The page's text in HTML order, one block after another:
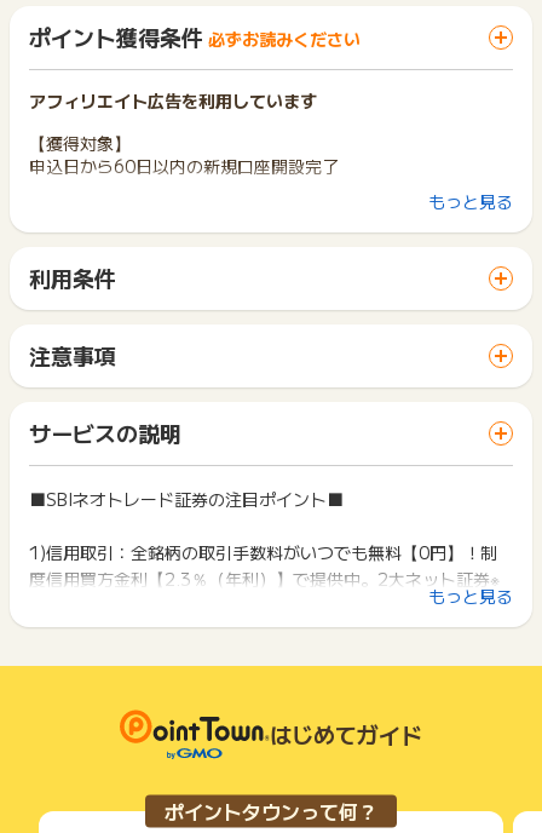
ポイント獲得条件 必ずお読みください
アフィリエイト広告を利用しています
【獲得対象】
申込日から60日以内の新規口座開設完了
・申込日から60日以内に口座を開設されない場合
持ちの方からのお申込の場合
・口座開設資料データがお申し込みの方に届かなかった(返送さ
・重複、データ不備、虚偽、架空、不正、キャンセル、イタズ
ラと判断した場合
・以前登録した後、再度ご登録頂いた場合
・その他、広告主の判断により却下された場合
※ポイントに関するお問い合わせは、ポイントタウンのサポート
お問い合わせをした場合、ポイント獲得対象外となる場合がご
もっと見る
利用条件
サイトに移動してからお申し込みやお買い物が完了するまでの
間に、同じブラウザ（※）で他のサイトに移動した場合はポイン
ト獲得ができません。
「 サイトへ行ってポイントGET 」ボタンを押した時とサービ
ス・お買い物利用時で、デバイス・ブラウザが異なる場合はポ
イント獲得ができません。
2回以上同じお買い物・サービスをご利用される場合は、毎回
タンを押してからご利用ください。
下記の事項に該当する場合、広告主側で対象外とみなし、「獲
い物を複数回ご利用された場合
て一度でも同サービス・お買い物を利用されたことがある場合
ご利用前には、Cookieの削除をおこなっていただくことを推奨
サービス・お買い物利用時にお電話など2つ以上の申し込み方
法がある場合、必ずサイト上のWEBフォームからお申し込みく
注意事項
一部のサービスにつきましては、1商品につき10円単位の金額
は切り捨てとなります。
ポイント獲得が1ポイント未満のものは切り捨てとなり、ポイ
ント履歴には記載されません。
につきましては、ポイントタウンのポイント獲得の対象には含
まれません。
広告主が運営しているサービスの都合もしくは会員様の都合で
商品の交換や一部でもキャンセルされた場合、ポイントが無効
になる可能性もございます。
条件を達成しているかどうかは各広告主ではなく、代理店が行
っているため、広告主はポイントに関する詳細を把握しており
そのため、ポイントタウンのポイントに関するお問い合わせを
広告主様に直接行わないようお願いいたします。
サービスの説明
■SBIネオトレード証券の注目ポイント■
1)信用取引：全銘柄の取引手数料がいつでも無料【0円】！制
度信用買方金利【2.3％（年利）】で提供中。2大ネット証券※
※ネットでの売買を主とする証券会社のうち、売買代金上位の2
した場合、2.8％（年利）の運用と比べて8,219円お得！
※8,219円お得の根拠
（500万×2.3％÷365）×120日＝37,808円（ネオトレ）・・A
（500万×2.8％÷365）×120日＝46,027円（2.8％の2
社）・・B
もっと見る
はじめてガイド
ポイントタウンって何？